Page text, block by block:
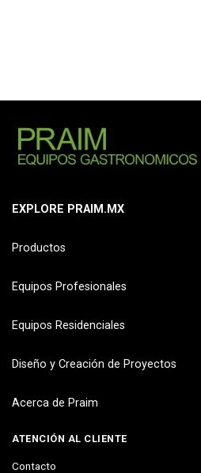
EXPLORE PRAIM.MX
Productos
Equipos Profesionales
Equipos Residenciales
Diseño y Creación de Proyectos
Acerca de Praim
ATENCIÓN AL CLIENTE
Contacto